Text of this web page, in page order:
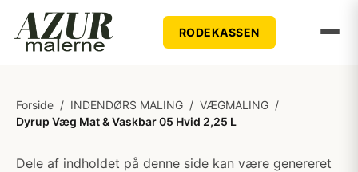
RODEKASSEN
Forside / INDENDØRS MALING / VÆGMALING /
Dyrup Væg Mat & Vaskbar 05 Hvid 2,25 L
Dele af indholdet på denne side kan være genereret